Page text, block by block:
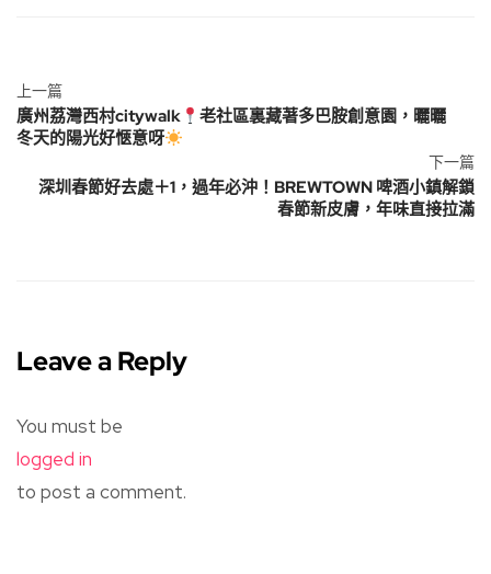
上一篇
廣州荔灣西村citywalk
老社區裏藏著多巴胺創意園，曬曬
冬天的陽光好愜意呀
下一篇
深圳春節好去處＋1，過年必沖！BREWTOWN 啤酒小鎮解鎖
春節新皮膚，年味直接拉滿
Leave a Reply
You must be
logged in
to post a comment.